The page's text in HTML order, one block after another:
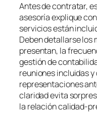
Antes de contratar,
asesoría explique
servicios están
Deben detallarse los
presentan, la
gestión de
reuniones incluidas
representaciones
claridad evita
la relación calidad-